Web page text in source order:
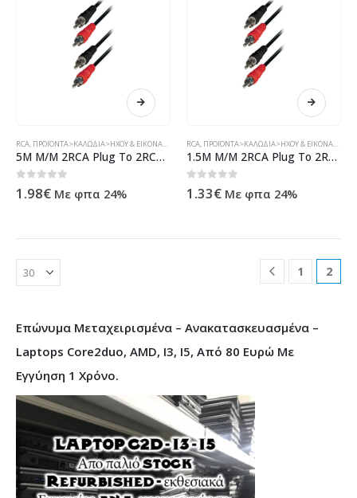
RCA ΠΡΟΪΌΝΤΑ>ΚΑΛΏΔΙΑ>ΉΧΟΥ & ΕΙΚΌΝΑΣ>RCA
5M M/M 2RCA Plug To 2RCA Plug Nickel
0 out of 5
1.98€ Με φπα 24%
RCA ΠΡΟΪΌΝΤΑ>ΚΑΛΏΔΙΑ>ΉΧΟΥ & ΕΙΚΌΝΑΣ>RCA
1.5M M/M 2RCA Plug To 2RCA Plug Nickel ( 11580 )
0 out of 5
1.33€ Με φπα 24%
1 2
Επώνυμα Μεταχειρισμένα – Ανακατασκευασμένα –
Laptops Core2duo, AMD, I3, I5, Από 80 Ευρώ Με
Εγγύηση 1 Χρόνο.